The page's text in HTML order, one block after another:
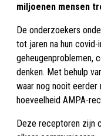
miljoenen mensen
De onderzoekers
tot jaren na hun
geheugenproblemen,
denken. Met behulp
waar nog nooit eerder
hoeveelheid AMPA-
Deze receptoren zijn